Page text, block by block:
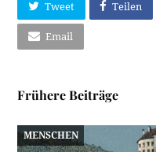
Tweet Teilen
Email
Frühere Beiträge
MENSCHEN